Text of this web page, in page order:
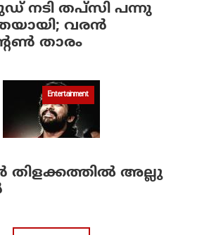
നടി തപ്‌സി പന്നു
വരന്‍
താരം
Entertainment
തിളക്കത്തില്‍ അല്ലു